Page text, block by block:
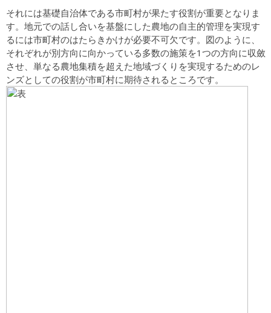
それには基礎自治体である市町村が果たす役割が重要となりま
す。地元での話し合いを基盤にした農地の自主的管理を実現す
るには市町村のはたらきかけが必要不可欠です。図のように、
それぞれが別方向に向かっている多数の施策を1つの方向に収斂
させ、単なる農地集積を超えた地域づくりを実現するためのレ
ンズとしての役割が市町村に期待されるところです。